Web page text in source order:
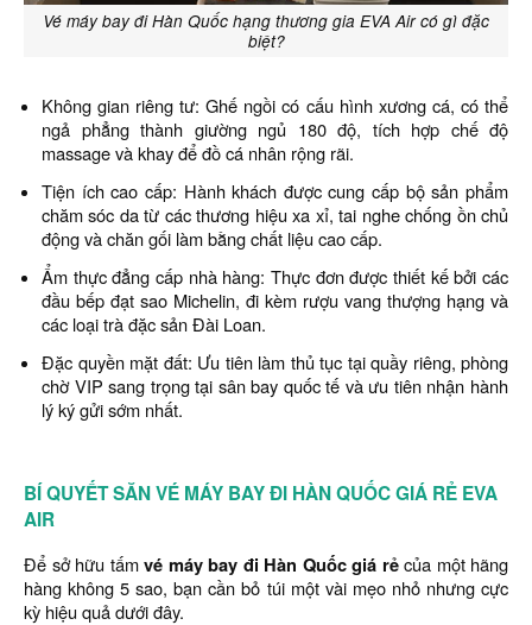
Vé máy bay đi Hàn Quốc hạng thương gia EVA Air có gì đặc
biệt?
Không gian riêng tư: Ghế ngồi có cấu hình xương cá, có thể
ngả phẳng thành giường ngủ 180 độ, tích hợp chế độ
massage và khay để đồ cá nhân rộng rãi.
Tiện ích cao cấp: Hành khách được cung cấp bộ sản phẩm
chăm sóc da từ các thương hiệu xa xỉ, tai nghe chống ồn chủ
động và chăn gối làm bằng chất liệu cao cấp.
Ẩm thực đẳng cấp nhà hàng: Thực đơn được thiết kế bởi các
đầu bếp đạt sao Michelin, đi kèm rượu vang thượng hạng và
các loại trà đặc sản Đài Loan.
Đặc quyền mặt đất: Ưu tiên làm thủ tục tại quầy riêng, phòng
chờ VIP sang trọng tại sân bay quốc tế và ưu tiên nhận hành
lý ký gửi sớm nhất.
BÍ QUYẾT SĂN VÉ MÁY BAY ĐI HÀN QUỐC GIÁ RẺ EVA
AIR
Để sở hữu tấmvé máy bay đi Hàn Quốc giá rẻcủa một hãng
hàng không 5 sao, bạn cần bỏ túi một vài mẹo nhỏ nhưng cực
kỳ hiệu quả dưới đây.